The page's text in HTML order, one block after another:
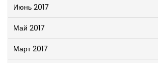
Июнь 2017
Май 2017
Март 2017